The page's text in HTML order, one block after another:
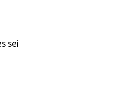
sei